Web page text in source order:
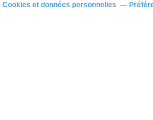
Cookies et données personnelles